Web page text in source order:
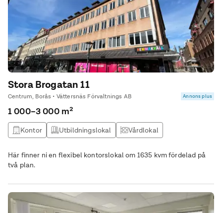
Stora Brogatan 11
Centrum, Borås • Vättersnäs Förvaltnings AB Annons plus
1 000–3 000 m²
Kontor Utbildningslokal Vårdlokal
Här finner ni en flexibel kontorslokal om 1635 kvm fördelad på
två plan.